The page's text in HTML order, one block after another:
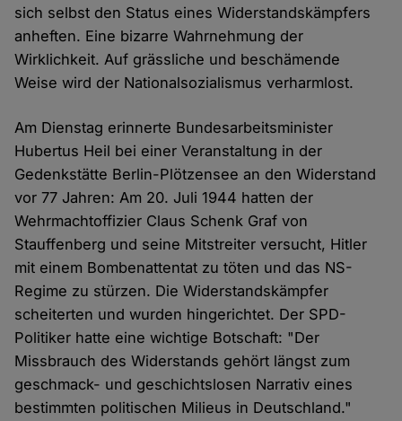
sich selbst den Status eines Widerstandskämpfers
anheften. Eine bizarre Wahrnehmung der
Wirklichkeit. Auf grässliche und beschämende
Weise wird der Nationalsozialismus verharmlost.
Am Dienstag erinnerte Bundesarbeitsminister
Hubertus Heil bei einer Veranstaltung in der
Gedenkstätte Berlin-Plötzensee an den Widerstand
vor 77 Jahren: Am 20. Juli 1944 hatten der
Wehrmachtoffizier Claus Schenk Graf von
Stauffenberg und seine Mitstreiter versucht, Hitler
mit einem Bombenattentat zu töten und das NS-
Regime zu stürzen. Die Widerstandskämpfer
scheiterten und wurden hingerichtet. Der SPD-
Politiker hatte eine wichtige Botschaft: "Der
Missbrauch des Widerstands gehört längst zum
geschmack- und geschichtslosen Narrativ eines
bestimmten politischen Milieus in Deutschland."